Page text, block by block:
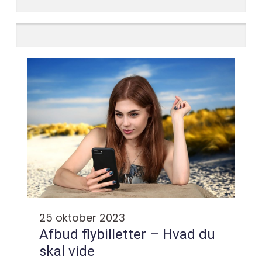
25 oktober 2023
Afbud flybilletter – Hvad du
skal vide